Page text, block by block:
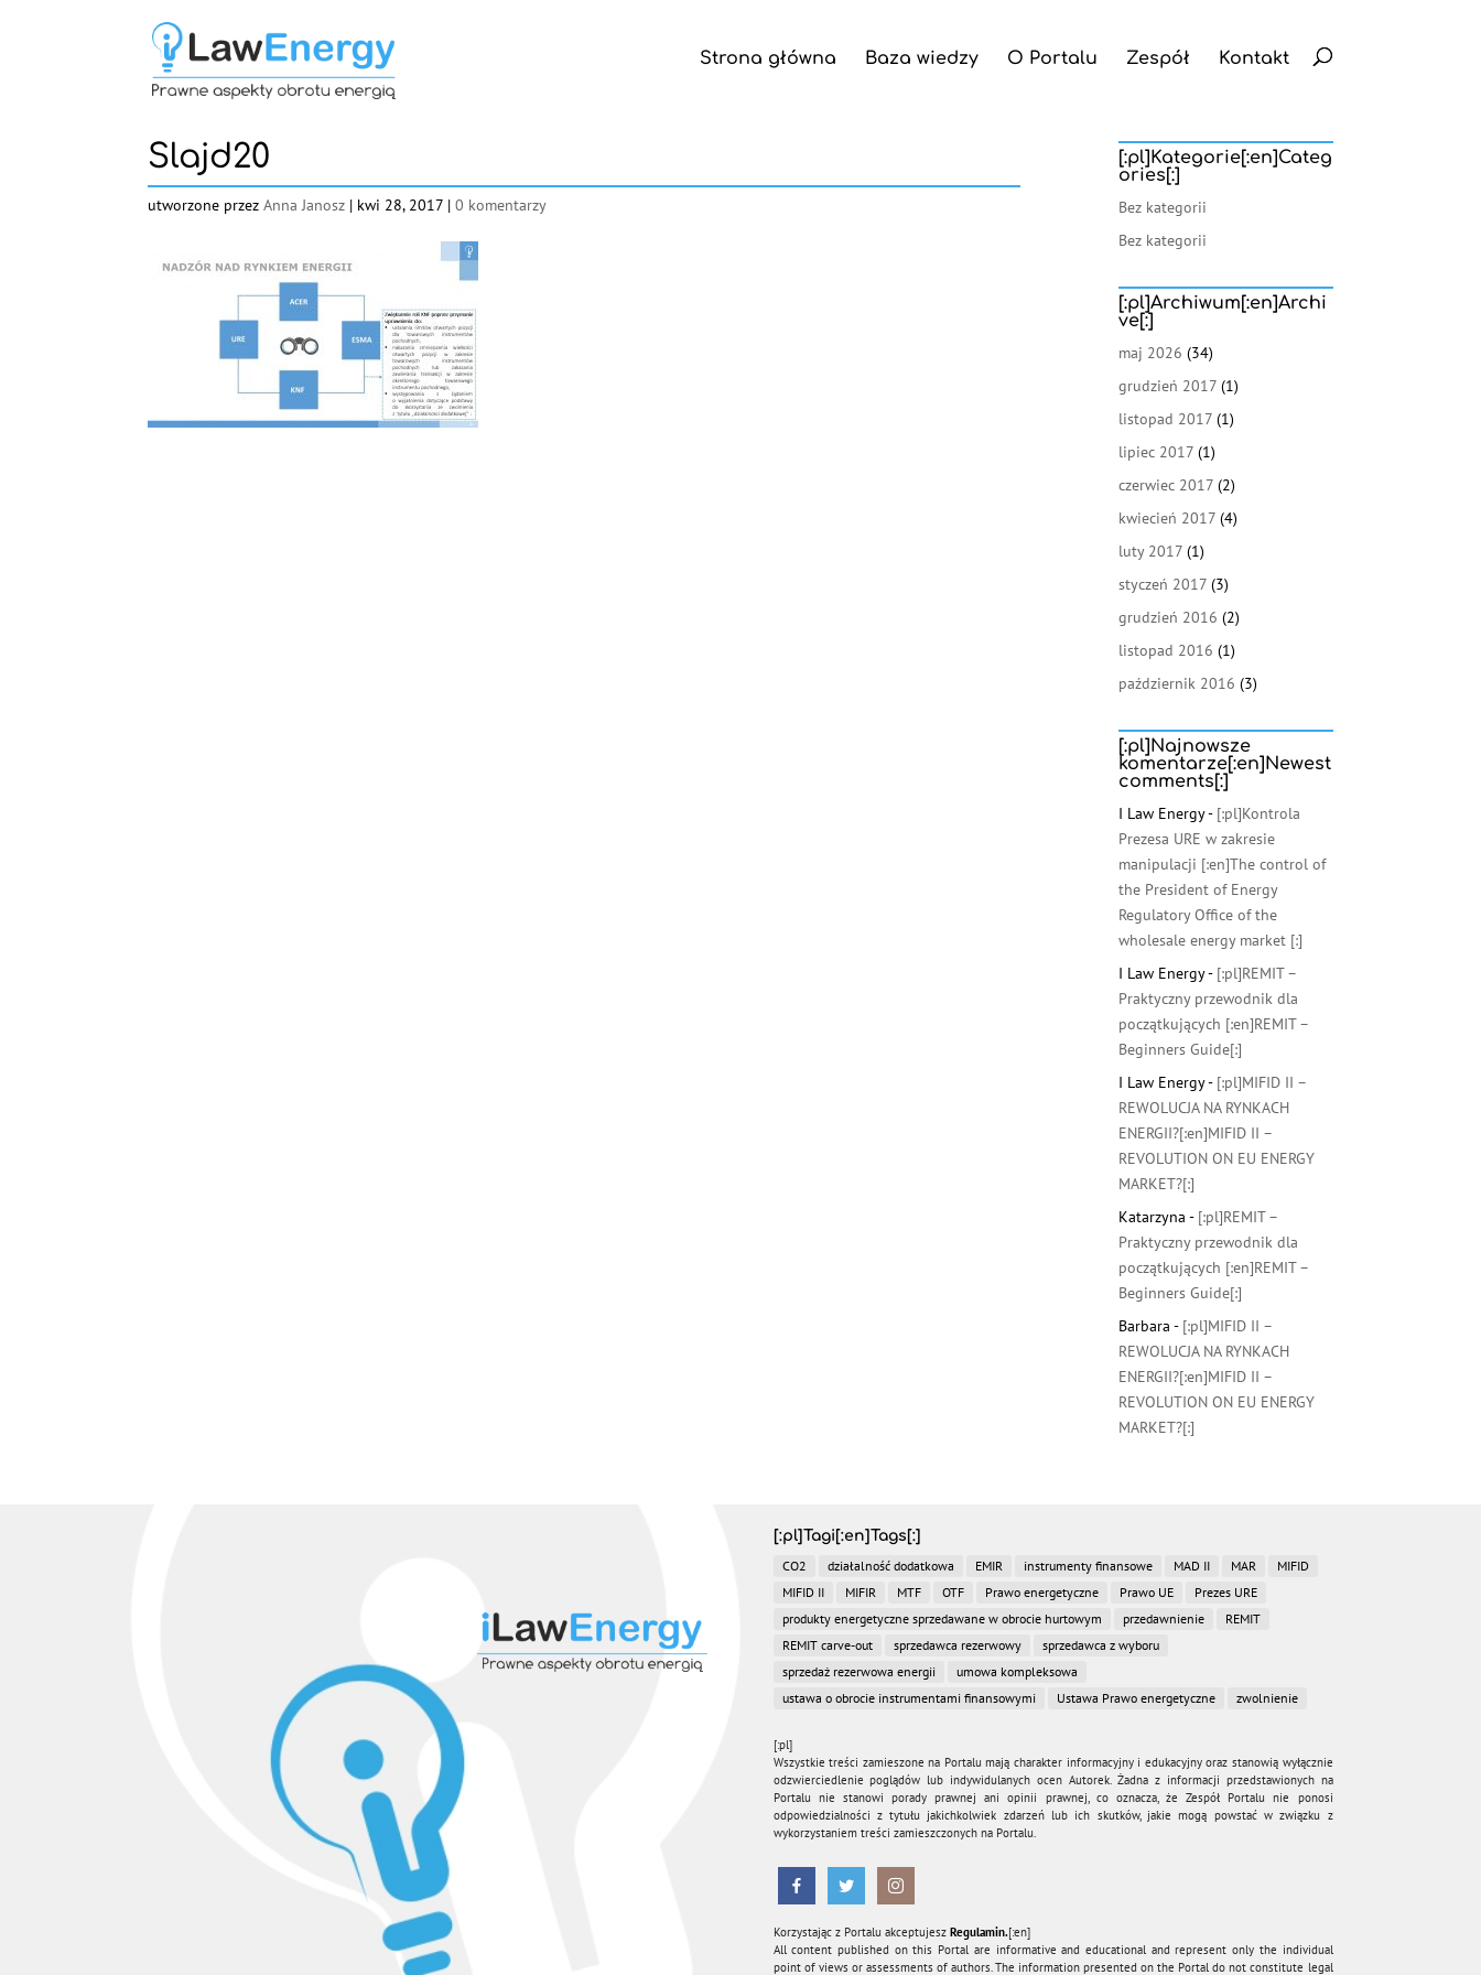
Strona główna Baza wiedzy O Portalu Zespół Kontakt
Slajd20
utworzone przezAnna Janosz | kwi 28, 2017 |0 komentarzy
[:pl]Kategorie[:en]Categ
ories[:]
Bez kategorii
Bez kategorii
[:pl]Archiwum[:en]Archi
ve[:]
maj 2026 (34)
grudzień 2017 (1)
listopad 2017 (1)
lipiec 2017 (1)
czerwiec 2017 (2)
kwiecień 2017 (4)
luty 2017 (1)
styczeń 2017 (3)
grudzień 2016 (2)
listopad 2016 (1)
październik 2016 (3)
[:pl]Najnowsze
komentarze[:en]Newest
comments[:]
I Law Energy- [:pl]Kontrola
Prezesa URE w zakresie
manipulacji [:en]The control of
the President of Energy
Regulatory Office of the
wholesale energy market [:]
I Law Energy- [:pl]REMIT –
Praktyczny przewodnik dla
początkujących [:en]REMIT –
Beginners Guide[:]
I Law Energy- [:pl]MIFID II –
REWOLUCJA NA RYNKACH
ENERGII?[:en]MIFID II –
REVOLUTION ON EU ENERGY
MARKET?[:]
Katarzyna - [:pl]REMIT –
Praktyczny przewodnik dla
początkujących [:en]REMIT –
Beginners Guide[:]
Barbara - [:pl]MIFID II –
REWOLUCJA NA RYNKACH
ENERGII?[:en]MIFID II –
REVOLUTION ON EU ENERGY
MARKET?[:]
[:pl]Tagi[:en]Tags[:]
CO2
działalność dodatkowa EMIR instrumenty finansowe MAD II MAR
MIFID
MIFID II
MIFIR MTF OTF Prawo energetyczne Prawo UE
Prezes URE
produkty energetyczne sprzedawane w obrocie hurtowym
przedawnienie
REMIT
REMIT carve-out
sprzedawca rezerwowy
sprzedawca z wyboru
sprzedaż rezerwowa energii
umowa kompleksowa
ustawa o obrocie instrumentami finansowymi
Ustawa Prawo energetyczne zwolnienie
[:pl]
Wszystkie treści zamieszone na Portalu mają charakter informacyjny i edukacyjny oraz stanowią wyłącznie
odzwierciedlenie poglądów lub indywidulanych ocen Autorek. Żadna z informacji przedstawionych na
Portalu nie stanowi porady prawnej ani opinii prawnej, co oznacza, że Zespół Portalu nie ponosi
odpowiedzialności z tytułu jakichkolwiek zdarzeń lub ich skutków, jakie mogą powstać w związku z
wykorzystaniem treści zamieszczonych na Portalu.
Korzystając z Portalu akceptujesz Regulamin.[:en]
All content published on this Portal are informative and educational and represent only the individual
point of views or assessments of authors. The information presented on the Portal do not constitute legal